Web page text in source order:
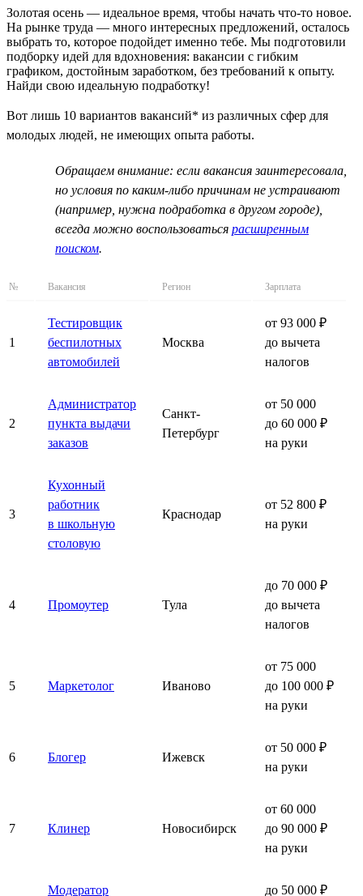
Золотая осень — идеальное время, чтобы начать что-то новое.
На рынке труда — много интересных предложений, осталось
выбрать то, которое подойдет именно тебе. Мы подготовили
подборку идей для вдохновения: вакансии с гибким
графиком, достойным заработком, без требований к опыту.
Найди свою идеальную подработку!
Вот лишь 10 вариантов вакансий* из различных сфер для
молодых людей, не имеющих опыта работы.
Обращаем внимание: если вакансия заинтересовала,
но условия по каким-либо причинам не устраивают
(например, нужна подработка в другом городе),
всегда можно воспользоваться расширенным
поиском.
№ Вакансия Регион Зарплата
1
Тестировщик
беспилотных
автомобилей
Москва
от 93 000 ₽
до вычета
налогов
2
Администратор
пункта выдачи
заказов
Санкт-
Петербург
от 50 000
до 60 000 ₽
на руки
3
Кухонный
работник
в школьную
столовую
Краснодар
от 52 800 ₽
на руки
4 Промоутер Тула
до 70 000 ₽
до вычета
налогов
5 Маркетолог Иваново
от 75 000
до 100 000 ₽
на руки
6 Блогер Ижевск
от 50 000 ₽
на руки
7 Клинер Новосибирск
от 60 000
до 90 000 ₽
на руки
Модератор до 50 000 ₽